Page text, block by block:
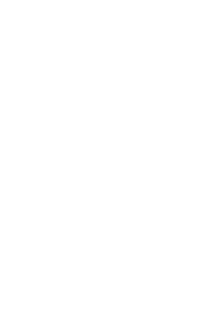
vos préférences pour